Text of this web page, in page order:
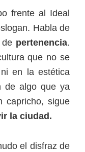
frente al Ideal
Habla de
pertenencia.
que no se
en la estética
de algo que ya
capricho, sigue
la ciudad.
el disfraz de